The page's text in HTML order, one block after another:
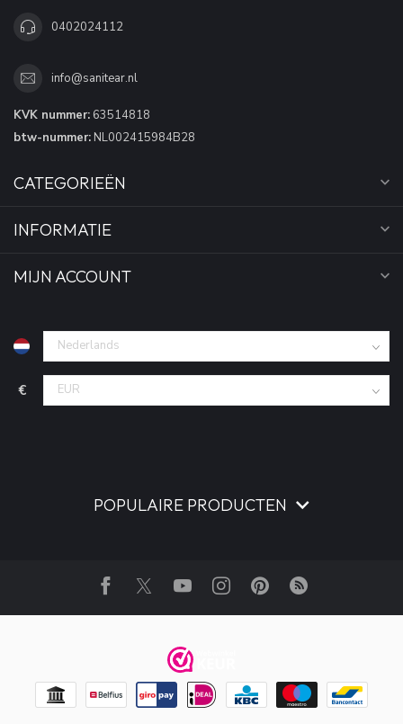
0402024112
info@sanitear.nl
KVK nummer: 63514818
btw-nummer: NL002415984B28
CATEGORIEËN
INFORMATIE
MIJN ACCOUNT
€
POPULAIRE PRODUCTEN